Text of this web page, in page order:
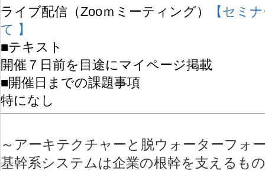
ライブ配信（Zooｍミーティング）
【セミ
て 】
■テキスト
開催７日前を目途にマイページ掲載
■開催日までの課題事項
特になし
～アーキテクチャーと脱ウォーターフォ
基幹系システムは企業の根幹を支えるも